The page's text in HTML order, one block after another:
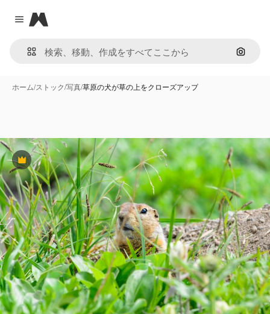
Close menu
Magnific
画像で
ホーム/ストック/写真/草原の犬が草の上をクローズアップ
Premium